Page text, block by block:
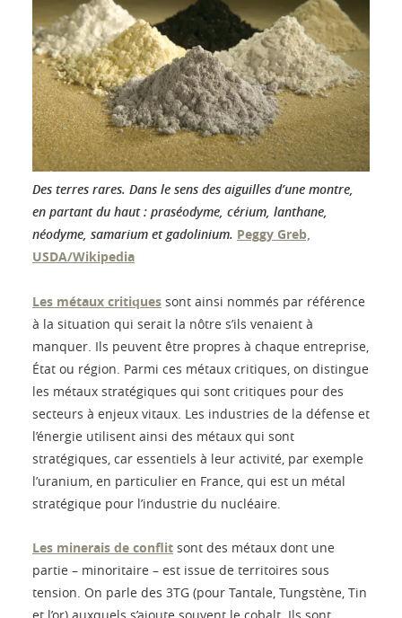
Des terres rares. Dans le sens des aiguilles d’une montre,
en partant du haut : praséodyme, cérium, lanthane,
néodyme, samarium et gadolinium. Peggy Greb,
USDA/Wikipedia
Les métaux critiques sont ainsi nommés par référence
à la situation qui serait la nôtre s’ils venaient à
manquer. Ils peuvent être propres à chaque entreprise,
État ou région. Parmi ces métaux critiques, on distingue
les métaux stratégiques qui sont critiques pour des
secteurs à enjeux vitaux. Les industries de la défense et
l’énergie utilisent ainsi des métaux qui sont
stratégiques, car essentiels à leur activité, par exemple
l’uranium, en particulier en France, qui est un métal
stratégique pour l’industrie du nucléaire.
Les minerais de conflit sont des métaux dont une
partie – minoritaire – est issue de territoires sous
tension. On parle des 3TG (pour Tantale, Tungstène, Tin